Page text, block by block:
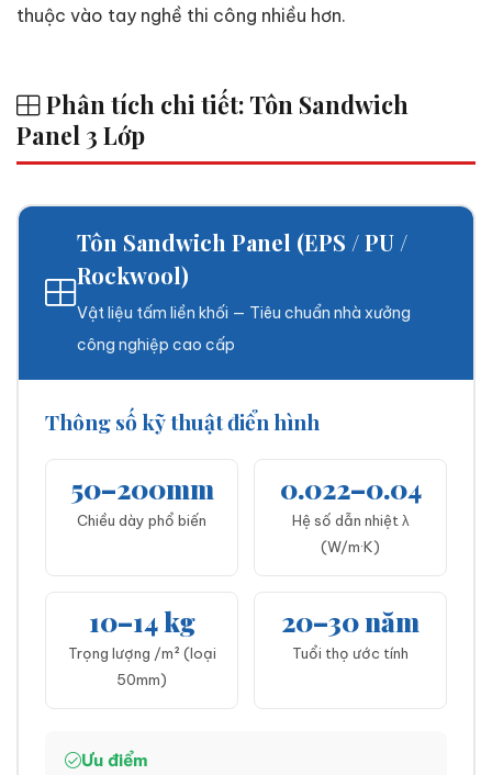
thuộc vào tay nghề thi công nhiều hơn.
Phân tích chi tiết: Tôn Sandwich
Panel 3 Lớp
Tôn Sandwich Panel (EPS / PU /
Rockwool)
Vật liệu tấm liền khối — Tiêu chuẩn nhà xưởng
công nghiệp cao cấp
Thông số kỹ thuật điển hình
50–200mm
Chiều dày phổ biến
0.022–0.04
Hệ số dẫn nhiệt λ
(W/m·K)
10–14 kg
Trọng lượng /m² (loại
50mm)
20–30 năm
Tuổi thọ ước tính
Ưu điểm